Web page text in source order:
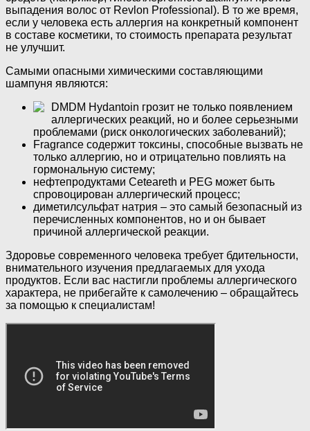
выпадения волос от Revlon Professional). В то же время,
если у человека есть аллергия на конкретный компонент
в составе косметики, то стоимость препарата результат
не улучшит.
Самыми опасными химическими составляющими
шампуня являются:
DMDM Hydantoin грозит не только появлением
аллергических реакций, но и более серьезными
проблемами (риск онкологических заболеваний);
Fragrance содержит токсины, способные вызвать не
только аллергию, но и отрицательно повлиять на
гормональную систему;
нефтепродуктами Ceteareth и PEG может быть
спровоцирован аллергический процесс;
диметилсульфат натрия – это самый безопасный из
перечисленных компонентов, но и он бывает
причиной аллергической реакции.
Здоровье современного человека требует бдительности,
внимательного изучения предлагаемых для ухода
продуктов. Если вас настигли проблемы аллергического
характера, не прибегайте к самолечению – обращайтесь
за помощью к специалистам!